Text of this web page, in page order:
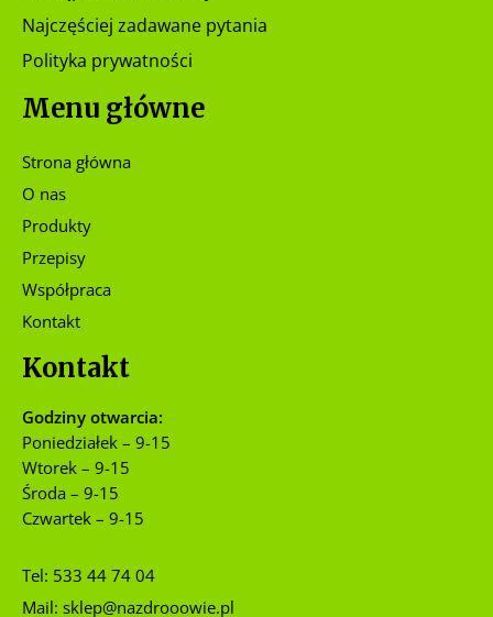
Najczęściej zadawane pytania
Polityka prywatności
Menu główne
Strona główna
O nas
Produkty
Przepisy
Współpraca
Kontakt
Kontakt
Godziny otwarcia:
Poniedziałek – 9-15
Wtorek – 9-15
Środa – 9-15
Czwartek – 9-15
Tel: 533 44 74 04
Mail: sklep@nazdrooowie.pl